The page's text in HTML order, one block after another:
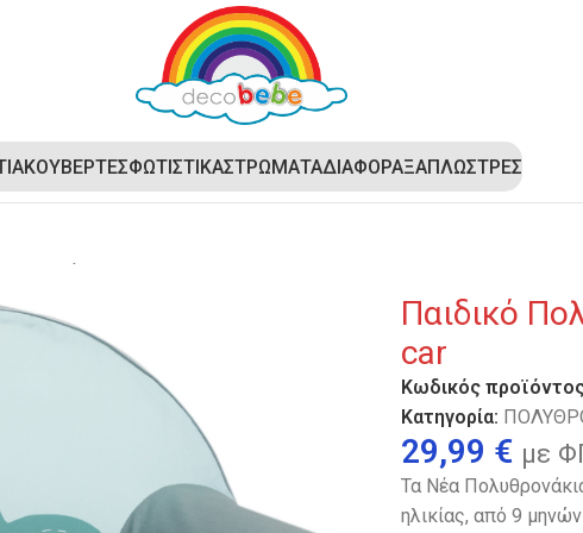
ΚΟΥΒΕΡΤΕΣΦΩΤΙΣΤΙΚΑΣΤΡΩΜΑΤΑΔΙΑΦΟΡΑΞΑΠΛΩΣΤΡΕΣ
Παιδικό
car
Κωδικός
Κατηγορία:
29,99 € με
Τα Νέα
ηλικίας, από 9